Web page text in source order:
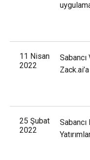
11 Nisan
2022
Zack.ai’a
25 Şubat
2022